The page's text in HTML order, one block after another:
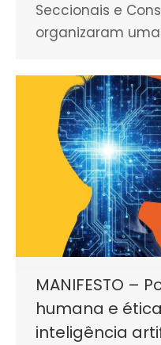
Seccionais e
organizaram
MANIFESTO –
humana e
inteligência